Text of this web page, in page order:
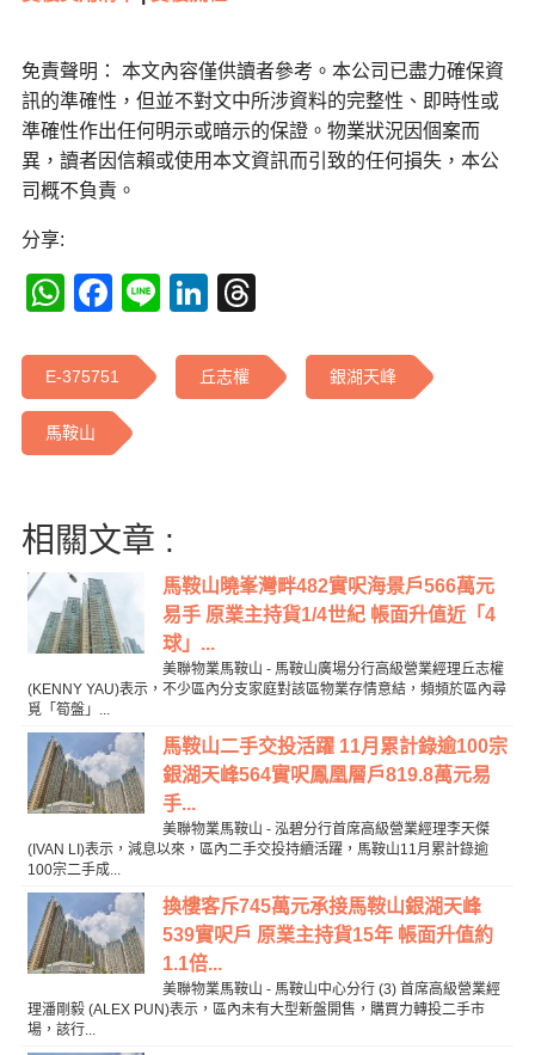
免責聲明： 本文內容僅供讀者參考。本公司已盡力確保資
訊的準確性，但並不對文中所涉資料的完整性、即時性或
準確性作出任何明示或暗示的保證。物業狀況因個案而
異，讀者因信賴或使用本文資訊而引致的任何損失，本公
司概不負責。
分享:
WhatsApp
Facebook
LineLinkedIn
E-375751 丘志權 銀湖天峰
馬鞍山
相關文章 :
馬鞍山曉峯灣畔482實呎海景戶566萬元
易手 原業主持貨1/4世紀 帳面升值近「4
球」...
美聯物業馬鞍山 - 馬鞍山廣場分行高級營業經理丘志權
(KENNY YAU)表示，不少區內分支家庭對該區物業存情意結，頻頻於區內尋
覓「筍盤」...
馬鞍山二手交投活躍 11月累計錄逾100宗
銀湖天峰564實呎鳳凰層戶819.8萬元易
手...
美聯物業馬鞍山 - 泓碧分行首席高級營業經理李天傑
(IVAN LI)表示，減息以來，區內二手交投持續活躍，馬鞍山11月累計錄逾
100宗二手成...
換樓客斥745萬元承接馬鞍山銀湖天峰
539實呎戶 原業主持貨15年 帳面升值約
1.1倍...
美聯物業馬鞍山 - 馬鞍山中心分行 (3) 首席高級營業經
理潘剛毅 (ALEX PUN)表示，區內未有大型新盤開售，購買力轉投二手市
場，該行...